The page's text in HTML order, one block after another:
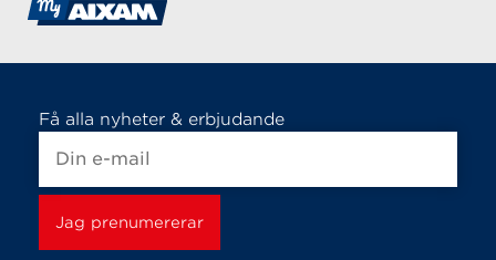
Få alla nyheter & erbjudande